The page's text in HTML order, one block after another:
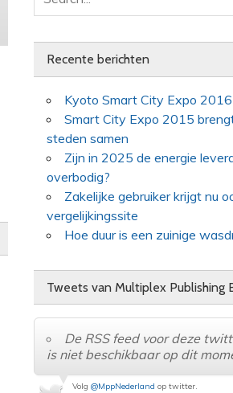
Recente berichten
Kyoto Smart City Expo 2016
Smart City Expo 2015
steden samen
Zijn in 2025 de energie
overbodig?
Zakelijke gebruiker krijgt nu
vergelijkingssite
Hoe duur is een zuinige
Tweets van Multiplex Publishing
De RSS feed voor deze
is niet beschikbaar op dit
Volg @MppNederland op twitter.